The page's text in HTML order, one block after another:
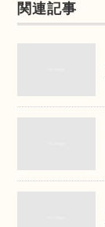
関連記事